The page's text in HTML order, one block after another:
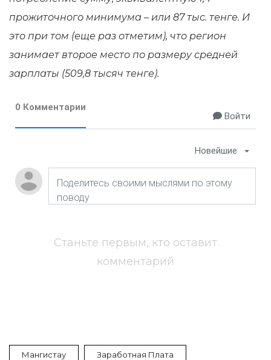
прожиточного минимума – или 87 тыс. тенге. И
это при том (еще раз отметим), что регион
занимает второе место по размеру средней
зарплаты (509,8 тысяч тенге).
0 Комментарии
Войти
Новейшие
Станьте первым, кто оставит
комментарий
Мангистау Заработная Плата